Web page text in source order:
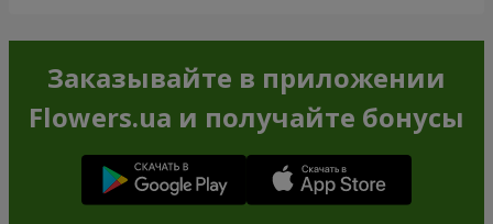
Заказывайте в приложении
Flowers.ua и получайте бонусы